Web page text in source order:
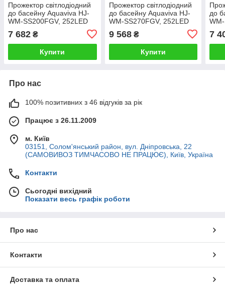
Прожектор світлодіодний
до басейну Aquaviva HJ-
WM-SS200FGV, 252LED
7 682 ₴
Купити
Прожектор світлодіодний
до басейну Aquaviva HJ-
WM-SS270FGV, 252LED
9 568₴
Купити
до
7
Про нас
100% позитивних з 46 відгуків за рік
Працює з 26.11.2009
м. Київ
03151, Солом'янський район, вул. Дніпровська, 22
(САМОВИВОЗ ТИМЧАСОВО НЕ ПРАЦЮЄ), Київ, Україна
Контакти
Сьогодні вихідний
Показати весь графік роботи
Про нас
Контакти
Доставка та оплата